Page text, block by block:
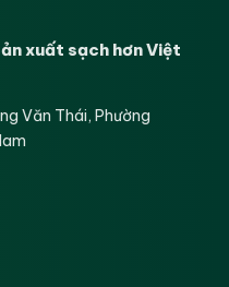
xuất sạch hơn Việt
Văn Thái, Phường